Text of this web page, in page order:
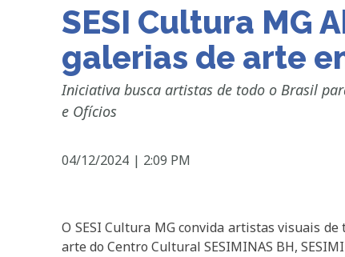
SESI Cultura MG
galerias de arte
Iniciativa busca artistas de todo o Brasil
e Ofícios
04/12/2024 | 2:09 PM
O SESI Cultura MG convida artistas visuais
arte do Centro Cultural SESIMINAS BH,